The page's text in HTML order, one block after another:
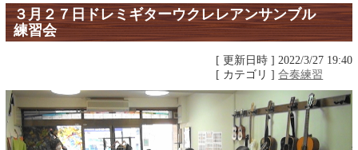
３月２７日ドレミギターウクレレアンサンブル
練習会
[ 更新日時 ] 2022/3/27 19:40
[ カテゴリ ]合奏練習